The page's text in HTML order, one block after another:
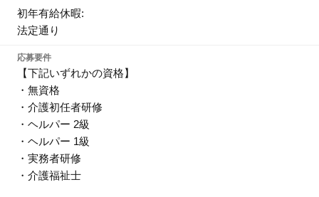
初年有給休暇:
法定通り
応募要件
【下記いずれかの資格】
・無資格
・介護初任者研修
・ヘルパー 2級
・ヘルパー 1級
・実務者研修
・介護福祉士